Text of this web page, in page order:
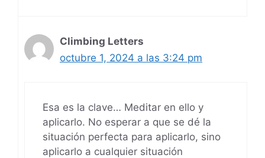
Climbing Letters
octubre 1, 2024 a las 3:24 pm
Esa es la clave… Meditar en ello y
aplicarlo. No esperar a que se dé la
situación perfecta para aplicarlo, sino
aplicarlo a cualquier situación